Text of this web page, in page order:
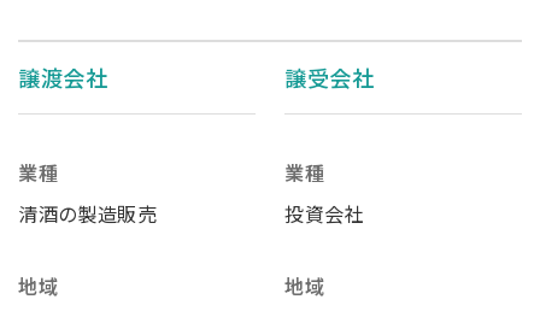
譲渡会社
業種
清酒の製造販売
地域
譲受会社
業種
投資会社
地域